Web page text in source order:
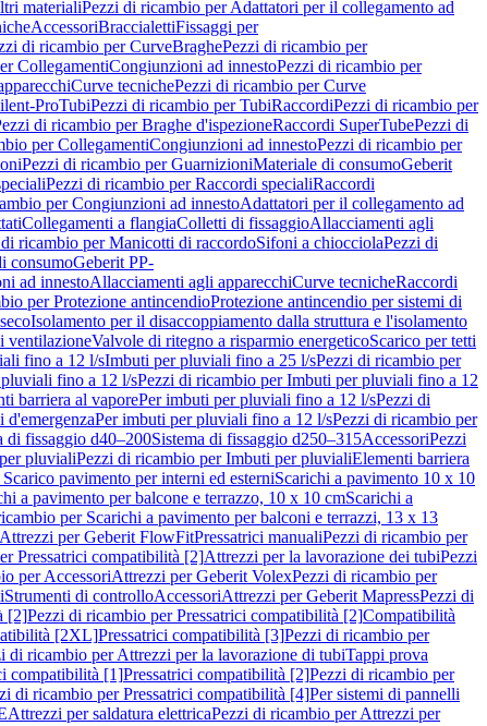
materialiPezzi di ricambio per Adattatori per il collegamento ad
AccessoriBraccialettiFissaggi per
di ricambio per CurveBraghePezzi di ricambio per
CollegamentiCongiunzioni ad innestoPezzi di ricambio per
Curve tecnichePezzi di ricambio per Curve
ProTubiPezzi di ricambio per TubiRaccordiPezzi di ricambio per
di ricambio per Braghe d'ispezioneRaccordi SuperTubePezzi di
per CollegamentiCongiunzioni ad innestoPezzi di ricambio per
Pezzi di ricambio per GuarnizioniMateriale di consumoGeberit
Pezzi di ricambio per Raccordi specialiRaccordi
per Congiunzioni ad innestoAdattatori per il collegamento ad
Collegamenti a flangiaColletti di fissaggioAllacciamenti agli
ricambio per Manicotti di raccordoSifoni a chiocciolaPezzi di
consumoGeberit PP-
ad innestoAllacciamenti agli apparecchiCurve tecnicheRaccordi
per Protezione antincendioProtezione antincendio per sistemi di
Isolamento per il disaccoppiamento dalla struttura e l'isolamento
ventilazioneValvole di ritegno a risparmio energeticoScarico per tetti
fino a 12 l/sImbuti per pluviali fino a 25 l/sPezzi di ricambio per
fino a 12 l/sPezzi di ricambio per Imbuti per pluviali fino a 12
barriera al vaporePer imbuti per pluviali fino a 12 l/sPezzi di
d'emergenzaPer imbuti per pluviali fino a 12 l/sPezzi di ricambio per
di fissaggio d40–200Sistema di fissaggio d250–315AccessoriPezzi
pluvialiPezzi di ricambio per Imbuti per pluvialiElementi barriera
pavimento per interni ed esterniScarichi a pavimento 10 x 10
a pavimento per balcone e terrazzo, 10 x 10 cmScarichi a
per Scarichi a pavimento per balconi e terrazzi, 13 x 13
per Geberit FlowFitPressatrici manualiPezzi di ricambio per
Pressatrici compatibilità [2]Attrezzi per la lavorazione dei tubiPezzi
per AccessoriAttrezzi per Geberit VolexPezzi di ricambio per
Strumenti di controlloAccessoriAttrezzi per Geberit MapressPezzi di
[2]Pezzi di ricambio per Pressatrici compatibilità [2]Compatibilità
[2XL]Pressatrici compatibilità [3]Pezzi di ricambio per
di ricambio per Attrezzi per la lavorazione di tubiTappi prova
compatibilità [1]Pressatrici compatibilità [2]Pezzi di ricambio per
di ricambio per Pressatrici compatibilità [4]Per sistemi di pannelli
Attrezzi per saldatura elettricaPezzi di ricambio per Attrezzi per